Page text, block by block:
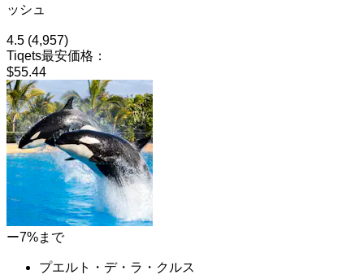
ッシュ
4.5 (4,957)
Tiqets最安価格：
$55.44
ー7%まで
プエルト・デ・ラ・クルス